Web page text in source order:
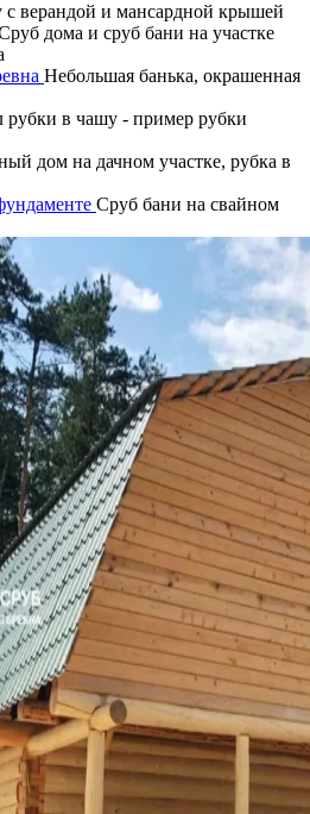
верандой и мансардной крышей
дома и сруб бани на участке
Небольшая банька, окрашенная
рубки в чашу - пример рубки
дом на дачном участке, рубка в
Сруб бани на свайном